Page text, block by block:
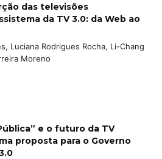
das televisões
da TV 3.0: da Web ao
Luciana Rodrigues Rocha, Li-Chang
Moreno
e o futuro da TV
proposta para o Governo